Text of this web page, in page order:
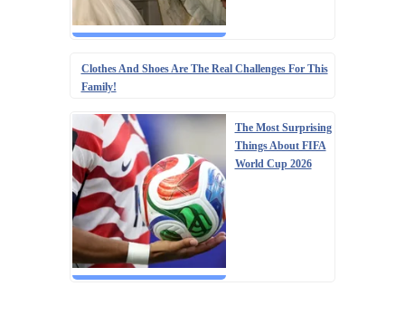
Clothes And Shoes Are The Real Challenges For This
Family!
The Most Surprising
Things About FIFA
World Cup 2026